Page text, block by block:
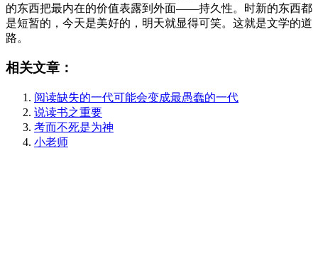
的东西把最内在的价值表露到外面——持久性。时新的东西都
是短暂的，今天是美好的，明天就显得可笑。这就是文学的道
路。
相关文章：
阅读缺失的一代可能会变成最愚蠢的一代
说读书之重要
考而不死是为神
小老师